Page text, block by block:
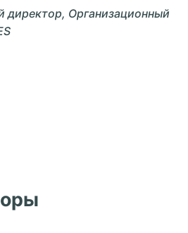
директор, Организационный